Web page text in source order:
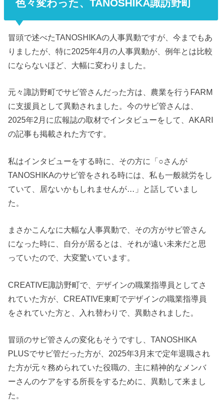
色々変わった、TANOSHIKA諏訪野町
冒頭で述べたTANOSHIKAの人事異動ですが、今までもあ
りましたが、特に2025年4月の人事異動が、例年とは比較
にならないほど、大幅に変わりました。
元々諏訪野町でサビ管さんだった方は、農業を行うFARM
に支援員として異動されました。今のサビ管さんは、
2025年2月に広報誌の取材でインタビューをして、AKARI
の記事も掲載された方です。
私はインタビューをする時に、その方に「○さんが
TANOSHIKAのサビ管をされる時には、私も一般就労をし
ていて、居ないかもしれませんが…」と話していまし
た。
まさかこんなに大幅な人事異動で、その方がサビ管さん
になった時に、自分が居るとは、それが遠い未来だと思
っていたので、大変驚いています。
CREATIVE諏訪野町で、デザインの職業指導員としてさ
れていた方が、CREATIVE東町でデザインの職業指導員
をされていた方と、入れ替わりで、異動されました。
冒頭のサビ管さんの変化もそうですし、TANOSHIKA
PLUSでサビ管だった方が、2025年3月末で定年退職され
た方が元々務められていた役職の、主に精神的なメンバ
ーさんのケアをする所長をするために、異動して来まし
た。